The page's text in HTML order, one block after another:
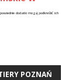
dodatki mogą podkreślić ich
POZNAŃ